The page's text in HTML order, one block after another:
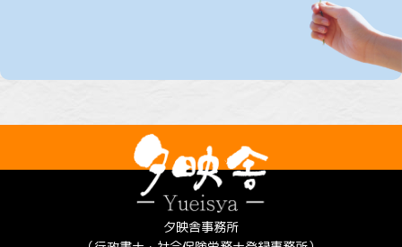
夕映舎事務所